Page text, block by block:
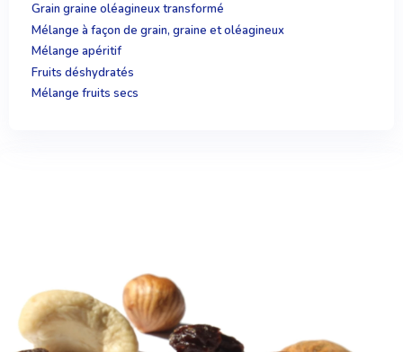
Grain graine oléagineux transformé
Mélange à façon de grain, graine et oléagineux
Mélange apéritif
Fruits déshydratés
Mélange fruits secs